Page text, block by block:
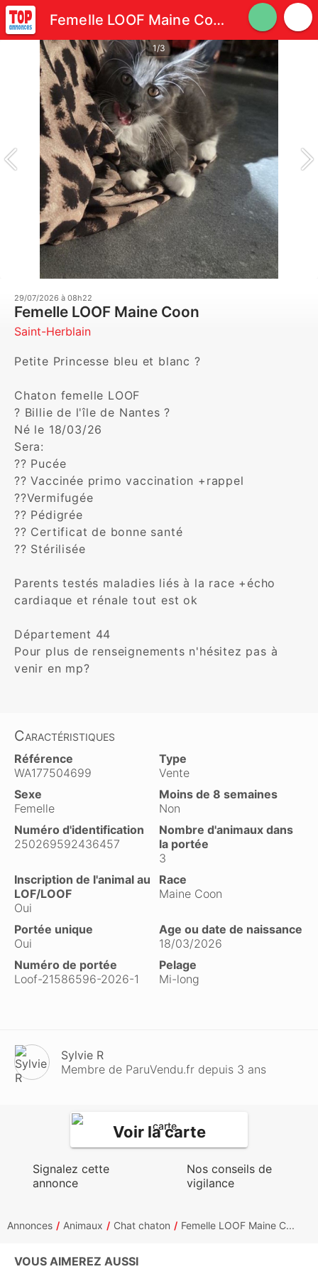
Femelle LOOF Maine Coon
1/3
29/07/2026 à 08h22
Femelle LOOF Maine Coon
Saint-Herblain
Petite Princesse bleu et blanc ?
Chaton femelle LOOF
? Billie de l'île de Nantes ?
Né le 18/03/26
Sera:
?? Pucée
?? Vaccinée primo vaccination +rappel
??Vermifugée
?? Pédigrée
?? Certificat de bonne santé
?? Stérilisée
Parents testés maladies liés à la race +écho
cardiaque et rénale tout est ok
Département 44
Pour plus de renseignements n'hésitez pas à
venir en mp?
Caractéristiques
Référence
WA177504699
Type
Vente
Sexe
Femelle
Moins de 8 semaines
Non
Numéro d'identification
250269592436457
Nombre d'animaux dans
la portée
3
Inscription de l'animal au
LOF/LOOF
Oui
Race
Maine Coon
Portée unique
Oui
Age ou date de naissance
18/03/2026
Numéro de portée
Loof-21586596-2026-1
Pelage
Mi-long
Sylvie R
Membre de ParuVendu.fr depuis 3 ans
Voir la carte
Signalez cette
annonce
Nos conseils de
vigilance
Annonces Animaux Chat chaton Femelle LOOF Maine C...
VOUS AIMEREZ AUSSI